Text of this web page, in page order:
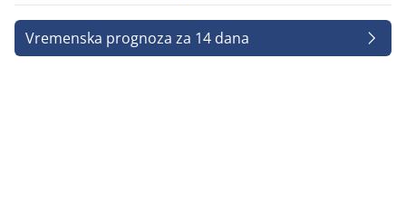
Vremenska prognoza za 14 dana